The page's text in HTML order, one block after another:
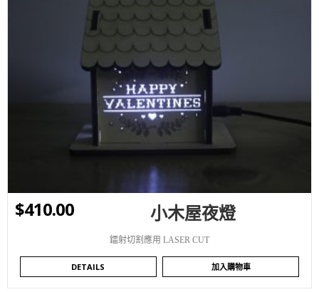
WISHLIST
$410.00 小木屋夜燈
鐳射切割應用 LASER CUT
DETAILS 加入購物車